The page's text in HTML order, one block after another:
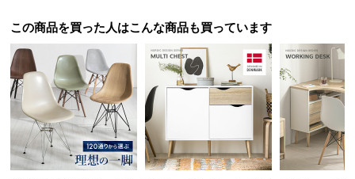
型
商
品
の
送
に
つ
い
この商品を買った人はこんな商品も買っています